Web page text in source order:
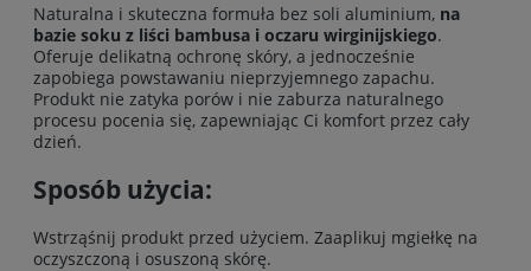
Naturalna i skuteczna formuła bez soli aluminium, na
bazie soku z liści bambusa i oczaru wirginijskiego.
Oferuje delikatną ochronę skóry, a jednocześnie
zapobiega powstawaniu nieprzyjemnego zapachu.
Produkt nie zatyka porów i nie zaburza naturalnego
procesu pocenia się, zapewniając Ci komfort przez cały
dzień.
Sposób użycia:
Wstrząśnij produkt przed użyciem. Zaaplikuj mgiełkę na
oczyszczoną i osuszoną skórę.